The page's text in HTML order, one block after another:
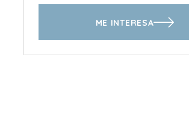
ME INTERESA